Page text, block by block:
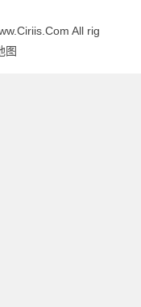
All rig
图